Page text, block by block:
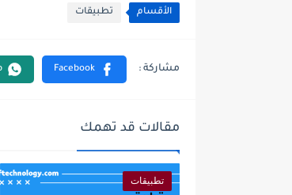
الأقسام تطبيقات
مقالات قد تهمك
تطبيقات